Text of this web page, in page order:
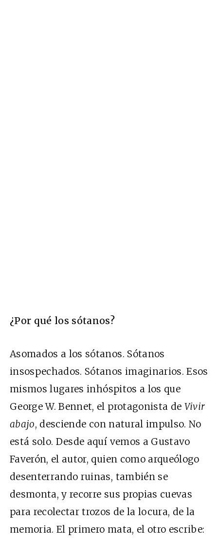
¿Por qué los sótanos?
Asomados a los sótanos. Sótanos
insospechados. Sótanos imaginarios. Esos
mismoslugaresinhóspitos a los que
George W. Bennet, el protagonista de Vivir
abajo, desciende con natural impulso. No
está solo. Desde aquí vemos a Gustavo
Faverón, el autor, quien como arqueólogo
desenterrando ruinas, también se
desmonta, y recorre sus propias cuevas
para recolectar trozos de la locura, de la
memoria. El primero mata, el otro escribe: